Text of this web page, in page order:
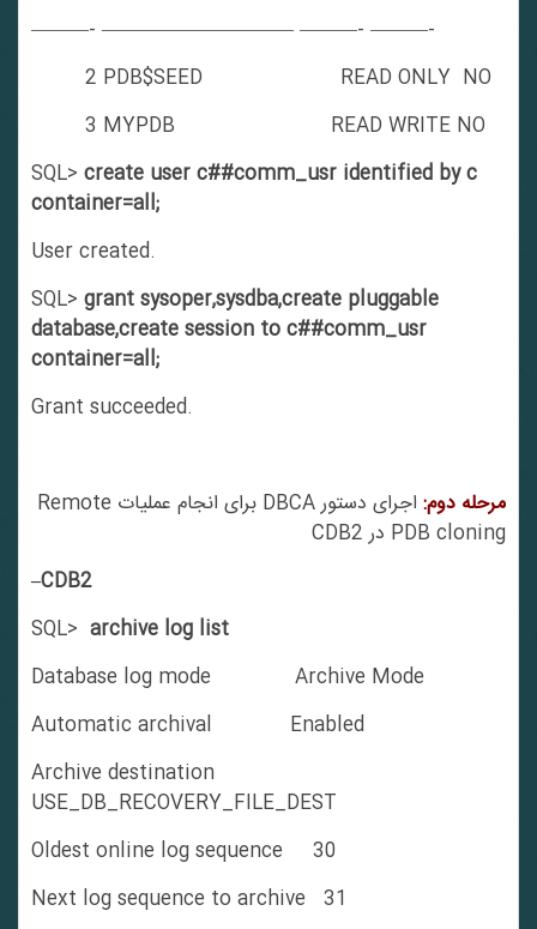
———- —————————— ———- ———-
2 PDB$SEED READ ONLY NO
3 MYPDB READ WRITE NO
SQL>create user c##comm_usr identified by c
container=all;
User created.
SQL>grant sysoper,sysdba,create pluggable
database,create session to c##comm_usr
container=all;
Grant succeeded.
مرحله دوم:
اجرای دستور DBCA برای انجام عملیات Remote
PDB cloning در CDB2
–CDB2
SQL>archive log list
Database log mode Archive Mode
Automatic archival Enabled
Archive destination
USE_DB_RECOVERY_FILE_DEST
Oldest online log sequence 30
Next log sequence to archive 31